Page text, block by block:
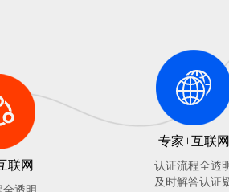
联网
专家+互联网
认证流程全透
及时解答认证